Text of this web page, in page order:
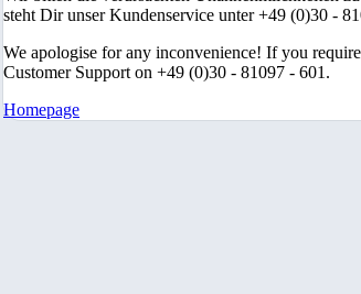
steht Dir unser Kundenservice unter +49 (0)30 -
We apologise for any inconvenience! If you
Customer Support on +49 (0)30 - 81097 - 601.
Homepage